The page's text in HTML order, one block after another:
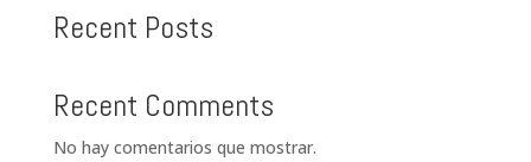
Recent Posts
Recent Comments
No hay comentarios que mostrar.